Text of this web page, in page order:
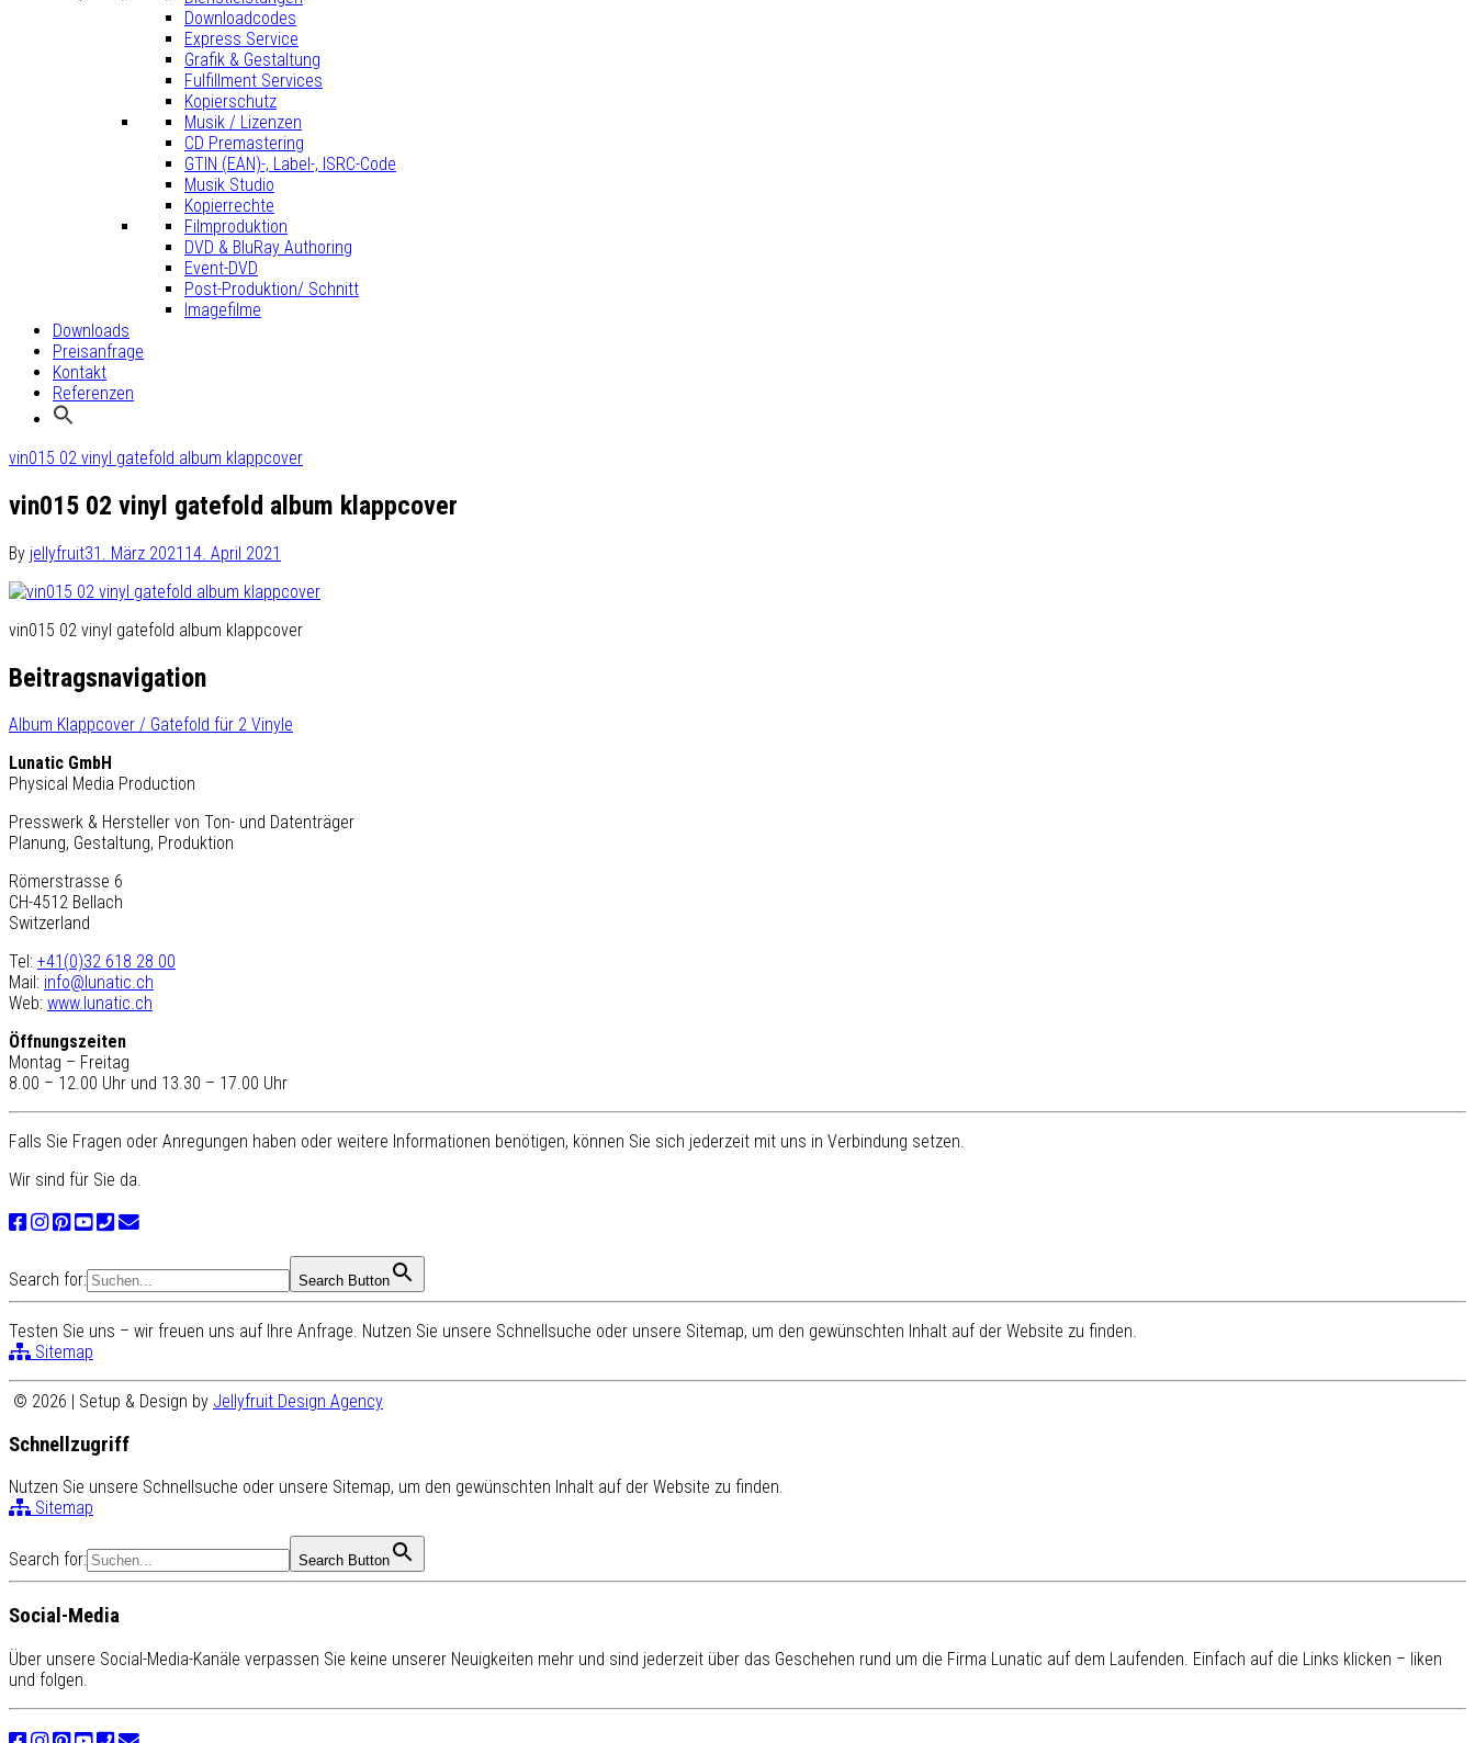
Downloadcodes
Express Service
Grafik & Gestaltung
Fulfillment Services
Kopierschutz
Musik / Lizenzen
CD Premastering
GTIN (EAN)-, Label-, ISRC-Code
Musik Studio
Kopierrechte
Filmproduktion
DVD & BluRay Authoring
Event-DVD
Post-Produktion/ Schnitt
Imagefilme
Downloads
Preisanfrage
Kontakt
Referenzen
vin015 02 vinyl gatefold album klappcover
vin015 02 vinyl gatefold album klappcover
By jellyfruit31. März 2021 14. April 2021
vin015 02 vinyl gatefold album klappcover
Beitragsnavigation
Album Klappcover / Gatefold für 2 Vinyle
Lunatic GmbH
Physical Media Production
Presswerk & Hersteller von Ton- und Datenträger
Planung, Gestaltung, Produktion
Römerstrasse 6
CH-4512 Bellach
Switzerland
Tel: +41(0)32 618 28 00
Mail: info@lunatic.ch
Web: www.lunatic.ch
Öffnungszeiten
Montag – Freitag
8.00 – 12.00 Uhr und 13.30 – 17.00 Uhr
Falls Sie Fragen oder Anregungen haben oder weitere Informationen benötigen, können Sie sich jederzeit mit uns in Verbindung setzen.
Wir sind für Sie da.
Search for: Search Button
Testen Sie uns – wir freuen uns auf Ihre Anfrage. Nutzen Sie unsere Schnellsuche oder unsere Sitemap, um den gewünschten Inhalt auf der Website zu finden.
Sitemap
© 2026 | Setup & Design by Jellyfruit Design Agency
Schnellzugriff
Nutzen Sie unsere Schnellsuche oder unsere Sitemap, um den gewünschten Inhalt auf der Website zu finden.
Sitemap
Search for: Search Button
Social-Media
Über unsere Social-Media-Kanäle verpassen Sie keine unserer Neuigkeiten mehr und sind jederzeit über das Geschehen rund um die Firma Lunatic auf dem Laufenden. Einfach auf die Links klicken – liken
und folgen.